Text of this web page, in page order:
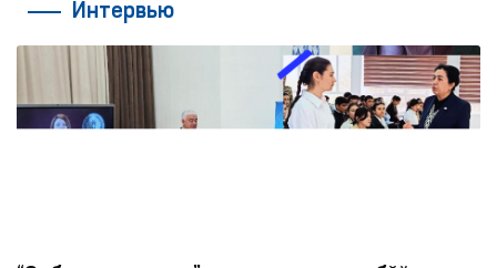
Интервью